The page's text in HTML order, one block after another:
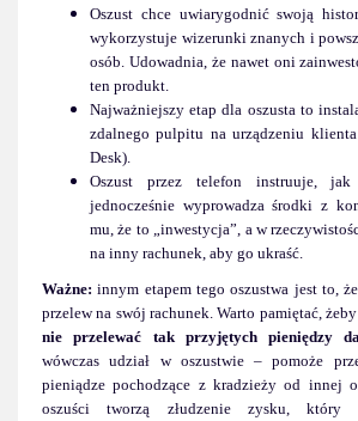
Oszust chce uwiarygodnić swoją
wykorzystuje wizerunki znanych i
osób. Udowadnia, że nawet oni
ten produkt.
Najważniejszy etap dla oszusta to
zdalnego pulpitu na urządzeniu
Desk).
Oszust przez telefon instruuje, jak
jednocześnie wyprowadza środki z
mu, że to „inwestycja”, a w
na inny rachunek, aby go ukraść.
Ważne: innym etapem tego oszustwa jest to,
przelew na swój rachunek. Warto pamiętać,
nie przelewać tak przyjętych pieniędzy
wówczas udział w oszustwie – pomoże
pieniądze pochodzące z kradzieży od innej
oszuści tworzą złudzenie zysku, który